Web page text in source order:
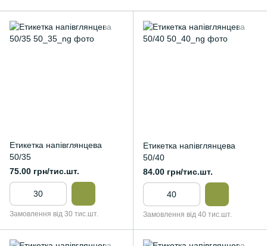
Етикетка напівглянцева
50/35
75.00 грн/тис.шт.
Замовлення від 30 тис.шт.
Етикетка напівглянцева
50/40
84.00 грн/тис.шт.
Замовлення від 40 тис.шт.